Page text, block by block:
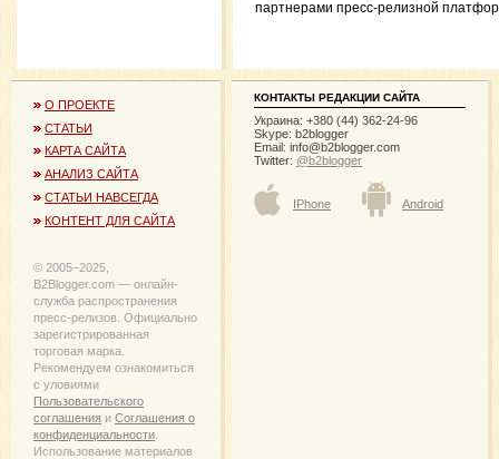
партнерами пресс-релизной
О ПРОЕКТЕ
СТАТЬИ
КАРТА САЙТА
АНАЛИЗ САЙТА
СТАТЬИ НАВСЕГДА
КОНТЕНТ ДЛЯ САЙТА
© 2005−2025,
B2Blogger.com — онлайн-
служба распространения
пресс-релизов. Официально
зарегистрированная
торговая марка.
Рекомендуем ознакомиться
с уловиями
Пользовательского
соглашения и Соглашения о
конфиденциальности
Использование материалов
КОНТАКТЫ РЕДАКЦИИ САЙТА
Украина: +380 (44) 362-24-96
Skype: b2blogger
Email: info@b2blogger.com
Twitter: @b2blogger
IPhone Android